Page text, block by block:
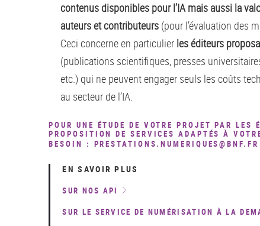
contenus disponibles pour l’IA mais aussi la
auteurs et contributeurs (pour l’évaluation des
Ceci concerne en particulier les éditeurs
(publications scientifiques, presses
etc.) qui ne peuvent engager seuls les coûts
au secteur de l’IA.
POUR UNE ÉTUDE DE VOTRE PROJET PAR LES
PROPOSITION DE SERVICES ADAPTÉS À
BESOIN : PRESTATIONS.NUMERIQUES@BNF.FR
EN SAVOIR PLUS
SUR NOS API
SUR LE SERVICE DE NUMÉRISATION À LA